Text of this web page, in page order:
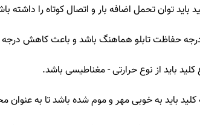
باید توان تحمل اضافه بار و اتصال کوتاه را داشته
درجه حفاظت تابلو هماهنگ باشد و باعث کاهش
کلید باید از نوع حرارتی - مغناطیسی باشد.
باید به خوبی مهر و موم شده باشد تا به عنوان